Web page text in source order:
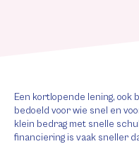
Een kortlopende lening, ook
bedoeld voor wie snel en
klein bedrag met snelle
financiering is vaak sneller